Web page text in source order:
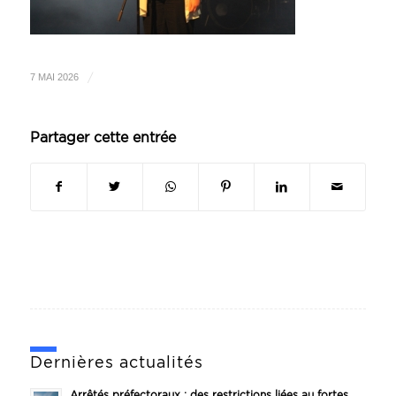
7 MAI 2026 /
Partager cette entrée
Dernières actualités